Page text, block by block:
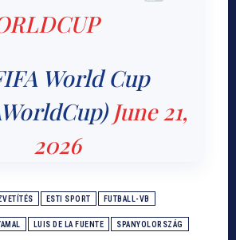
World Cup
June 21,
2026
ESTI SPORT FUTBALL-VB
LUIS DE LA FUENTE SPANYOLORSZÁG